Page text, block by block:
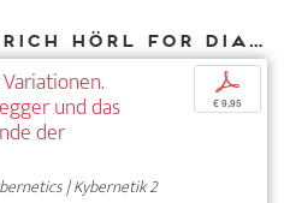
Other texts by Erich Hörl for DIAPHANES
und das
der
| Kybernetik 2
p
€ 9,95